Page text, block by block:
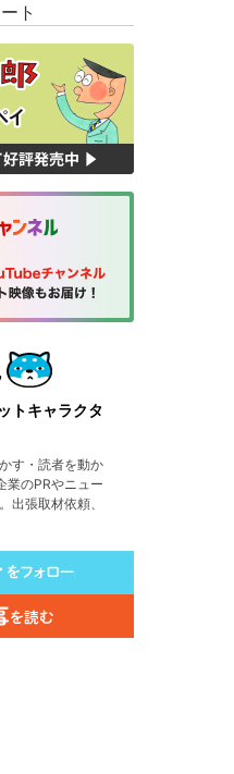
ト
トキャラクタ
す・読者を動か
業のPRやニュー
出張取材依頼、